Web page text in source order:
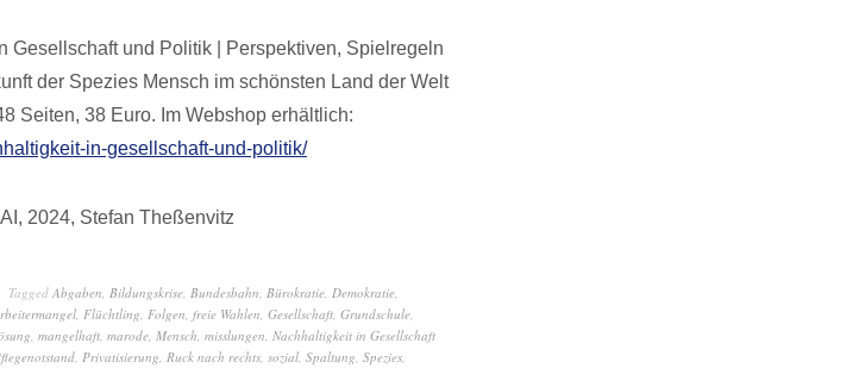
Gesellschaft und Politik | Perspektiven, Spielregeln
der Spezies Mensch im schönsten Land der Welt
Seiten, 38 Euro. Im Webshop erhältlich:
in-gesellschaft-und-politik/
2024, Stefan Theßenvitz
Tagged Abgaben, Bildungskrise, Bundesbahn, Bürokratie, Demokratie,
, Flüchtling, Folgen, freie Wahlen, Gesellschaft, Grundschule,
, mangelhaft, marode, Mensch, misslungen, Nachhaltigkeit in Gesellschaft
, Privatisierung, Ruck nach rechts, sozial, Spaltung, Spezies,